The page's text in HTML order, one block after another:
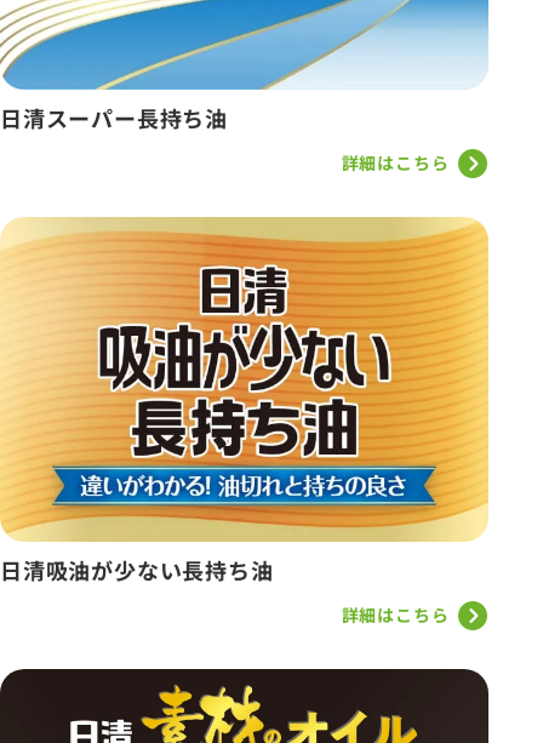
日清スーパー長持ち油
詳細はこちら
日清吸油が少ない長持ち油
詳細はこちら